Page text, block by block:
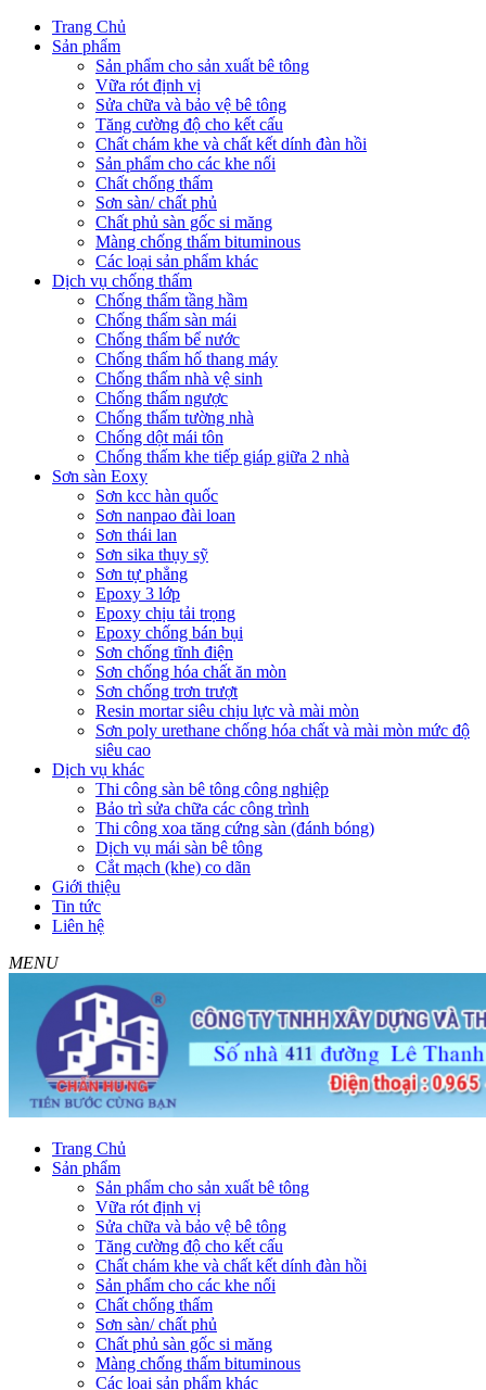
Trang Chủ
Sản phẩm
Sản phẩm cho sản xuất bê tông
Vữa rót định vị
Sửa chữa và bảo vệ bê tông
Tăng cường độ cho kết cấu
Chất chám khe và chất kết dính đàn hồi
Sản phẩm cho các khe nối
Chất chống thấm
Sơn sàn/ chất phủ
Chất phủ sàn gốc si măng
Màng chống thấm bituminous
Các loại sản phẩm khác
Dịch vụ chống thấm
Chống thấm tầng hầm
Chống thấm sàn mái
Chống thấm bể nước
Chống thấm hố thang máy
Chống thấm nhà vệ sinh
Chống thấm ngược
Chống thấm tường nhà
Chống dột mái tôn
Chống thấm khe tiếp giáp giữa 2 nhà
Sơn sàn Eoxy
Sơn kcc hàn quốc
Sơn nanpao đài loan
Sơn thái lan
Sơn sika thụy sỹ
Sơn tự phẳng
Epoxy 3 lớp
Epoxy chịu tải trọng
Epoxy chống bán bụi
Sơn chống tĩnh điện
Sơn chống hóa chất ăn mòn
Sơn chống trơn trượt
Resin mortar siêu chịu lực và mài mòn
Sơn poly urethane chống hóa chất và mài mòn mức độ
siêu cao
Dịch vụ khác
Thi công sàn bê tông công nghiệp
Bảo trì sửa chữa các công trình
Thi công xoa tăng cứng sàn (đánh bóng)
Dịch vụ mái sàn bê tông
Cắt mạch (khe) co dãn
Giới thiệu
Tin tức
Liên hệ
MENU
Trang Chủ
Sản phẩm
Sản phẩm cho sản xuất bê tông
Vữa rót định vị
Sửa chữa và bảo vệ bê tông
Tăng cường độ cho kết cấu
Chất chám khe và chất kết dính đàn hồi
Sản phẩm cho các khe nối
Chất chống thấm
Sơn sàn/ chất phủ
Chất phủ sàn gốc si măng
Màng chống thấm bituminous
Các loại sản phẩm khác